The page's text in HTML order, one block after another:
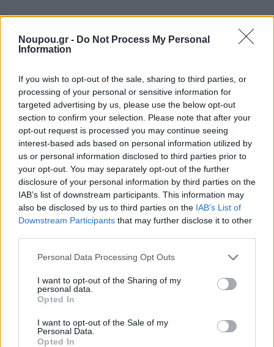
Noupou.gr - Do Not Process My Personal
Information
If you wish to opt-out of the sale, sharing to third parties, or
processing of your personal or sensitive information for
targeted advertising by us, please use the below opt-out
section to confirm your selection. Please note that after your
opt-out request is processed you may continue seeing
interest-based ads based on personal information utilized by
us or personal information disclosed to third parties prior to
your opt-out. You may separately opt-out of the further
disclosure of your personal information by third parties on the
IAB’s list of downstream participants. This information may
also be disclosed by us to third parties on the IAB’s List of
Downstream Participants that may further disclose it to other
Please note that this website/app uses one or more Google
not limited to your visit or usage behaviour. You may click to
grant or deny consent to Google and its third-party tags to
use your data for below specified purposes in below Google
consent section.
Personal Data Processing Opt Outs
I want to opt-out of the Sharing of my
personal data.
Opted In
I want to opt-out of the Sale of my
Personal Data.
Opted In
επιτυχία το πρώτο ναυτιλιακό τουρνουά Pro-Am